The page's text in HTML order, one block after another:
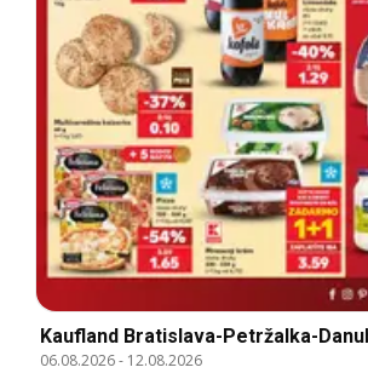
Kaufland Bratislava-Petržalka-
06.08.2026- 12.08.2026